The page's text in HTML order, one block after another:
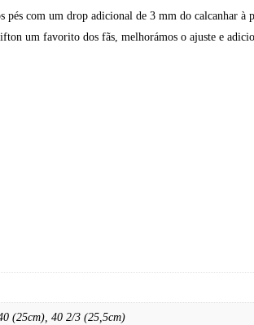
pés com um drop adicional de 3 mm do calcanhar à
um favorito dos fãs, melhorámos o ajuste e
(25cm), 40 2/3 (25,5cm)